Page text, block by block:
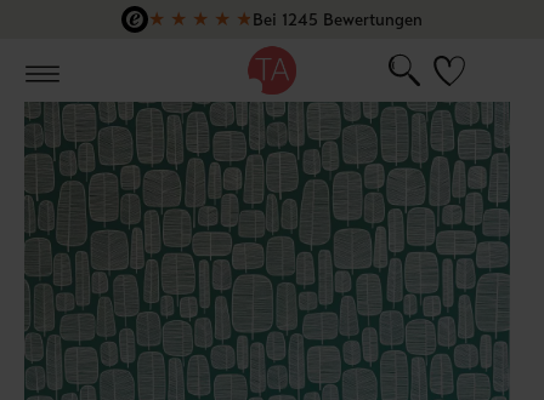
Zum Hauptinhalt springen
★ ★ ★ ★ ★Bei 1245 Bewertungen